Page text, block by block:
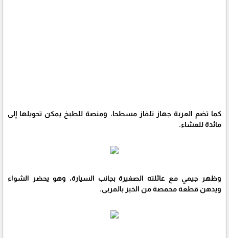
كما تضم العربة جهاز تلفاز مسطحا، ومنصة للطبخ يمكن تحويلها إلى
مائدة للعشاء.
وظهر جيمي مع عائلته الصغيرة بجانب السيارة، وهو يحضر الشواء
ويدهن قطعة محمصة من الخبز بالمربى.